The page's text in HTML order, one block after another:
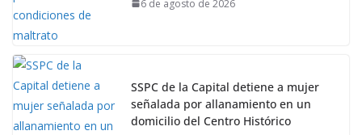
6 de agosto de 2026
SSPC de la Capital detiene a mujer
señalada por allanamiento en un
domicilio del Centro Histórico